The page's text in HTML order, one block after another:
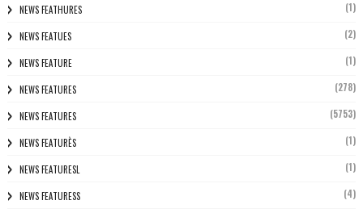
NEWS FEATHURES (1)
NEWS FEATUES (2)
NEWS FEATURE (1)
NEWS FEATURES (278)
NEWS FEATURES (5753)
NEWS FEATURÈS (1)
NEWS FEATURESL (1)
NEWS FEATURESS (4)